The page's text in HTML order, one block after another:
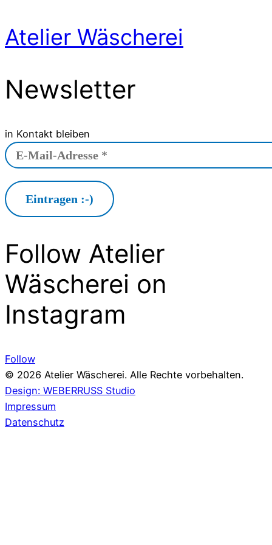
Atelier Wäscherei
Newsletter
in Kontakt bleiben
Follow Atelier
Wäscherei on
Instagram
Follow
© 2026 Atelier Wäscherei. Alle Rechte vorbehalten.
Design: WEBERRUSS Studio
Impressum
Datenschutz